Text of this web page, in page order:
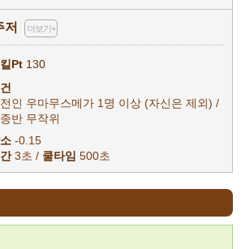
저 더보기+
Pt 130
인 우마무스메가 1명 이상 (자신은 제외) /
반 무작위
-0.15
3초 / 쿨타임 500초